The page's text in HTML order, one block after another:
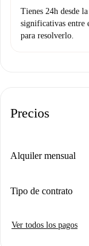
Tienes 24h desde
significativas entre
para resolverlo.
Precios
Alquiler mensual
Tipo de contrato
Ver todos los pagos